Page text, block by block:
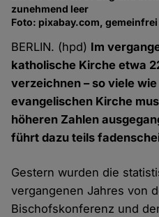
zunehmend leer
Foto: pixabay.com, gemeinfrei
BERLIN. (hpd) Im
katholische Kirche etwa
verzeichnen – so viele
evangelischen Kirche
höheren Zahlen
führt dazu teils
Gestern wurden die
vergangenen Jahres von
Bischofskonferenz und